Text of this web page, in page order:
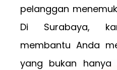
pelanggan
Di Surabaya,
membantu Anda
yang bukan